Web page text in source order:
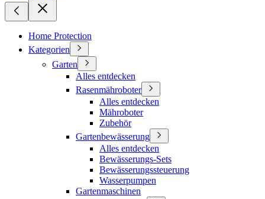
Home Protection
Kategorien
Garten
Alles entdecken
Rasenmähroboter
Alles entdecken
Mähroboter
Zubehör
Gartenbewässerung
Alles entdecken
Bewässerungs-Sets
Bewässerungssteuerung
Wasserpumpen
Gartenmaschinen